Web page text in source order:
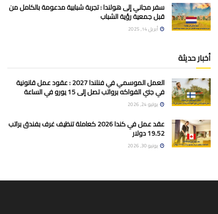
سفر مجاني إلى هولندا : تجربة شبابية مدعومة بالكامل من
قبل جمعية رؤية الشباب
أبريل 14, 2025
أخبار حديثة
العمل الموسمي في فنلندا 2027 : عقود عمل قانونية
في جني الفواكه برواتب تصل إلى 15 يورو في الساعة
يوليو 24, 2026
عقد عمل في كندا 2026 كعاملة تنظيف غرف بفندق براتب
19.52 دولار
يونيو 30, 2026